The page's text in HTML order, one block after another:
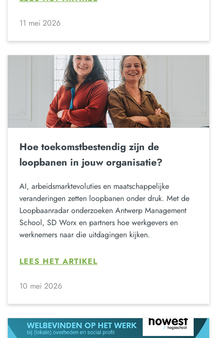
11 mei 2026
Hoe toekomstbestendig zijn de
loopbanen in jouw organisatie?
AI, arbeidsmarktevoluties en maatschappelijke
veranderingen zetten loopbanen onder druk. Met de
Loopbaanradar onderzoeken Antwerp Management
School, SD Worx en partners hoe werkgevers en
werknemers naar die uitdagingen kijken.
LEES HET ARTIKEL
10 mei 2026